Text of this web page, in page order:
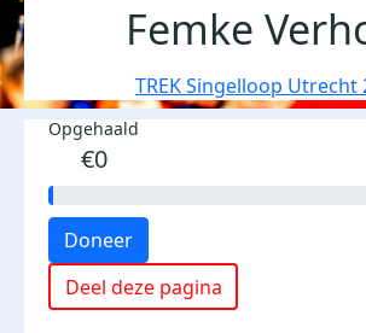
Femke
TREK Singelloop Utrecht
Opgehaald
€0
Doneer
Deel deze pagina